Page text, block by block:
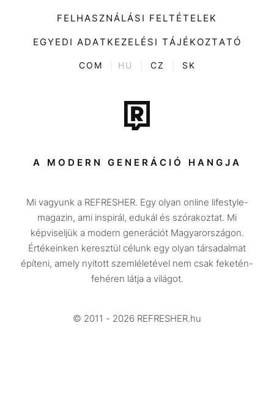
Divat
Kultúra
ENTR
Tech-Tudomány
Sport
Társadalom
Utazás
Életmód
Design
Beszélgetések
Videó
FELHASZNÁLÁSI FELTÉTELEK
EGYEDI ADATKEZELÉSI TÁJÉKOZTATÓ
COM HU CZ SK
A MODERN GENERÁCIÓ HANGJA
Mi vagyunk a REFRESHER. Egy olyan online lifestyle-
magazin, ami inspirál, edukál és szórakoztat. Mi
képviseljük a modern generációt Magyarországon.
Értékeinken keresztül célunk egy olyan társadalmat
építeni, amely nyitott szemléletével nem csak feketén-
fehéren látja a világot.
© 2011 - 2026 REFRESHER.hu